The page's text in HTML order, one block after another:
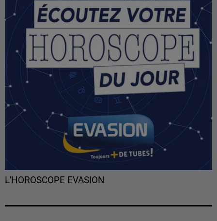
L'HOROSCOPE EVASION